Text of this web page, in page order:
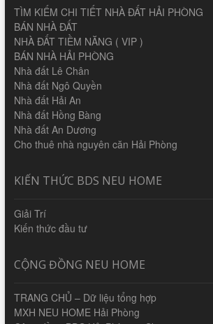
TÌM KIẾM CHI TIẾT NHÀ ĐẤT HẢI PHÒNG
BÁN NHÀ ĐẤT
NHÀ ĐẤT TIỀM NĂNG ( VIP )
BÁN NHÀ HẢI PHÒNG
Nhà đất Lê Chân
Nhà đất Ngô Quyền
Nhà đất Hải An
Nhà đất Hồng Bàng
Nhà đất An Dương
Cho thuê nhà nguyên căn Hải Phòng
KIẾN THỨC BDS NEU HOME
Giải Trí
Kiến thức đầu tư
CỘNG ĐỒNG NEU HOME
TRANG CHỦ – Dữ liệu tổng hợp
MXH NEU HOME Hải Phòng